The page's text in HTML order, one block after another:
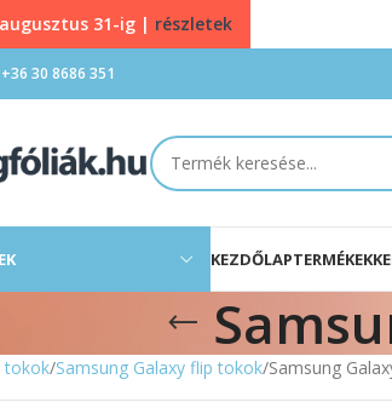
+36 30 8686 351
KEZDŐLAPTERMÉKEK
tokok Samsung Galaxy flip tokok Samsung
31-ig | részletek